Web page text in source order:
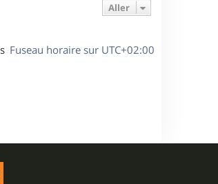
Aller
Fuseau horaire sur UTC+02:00